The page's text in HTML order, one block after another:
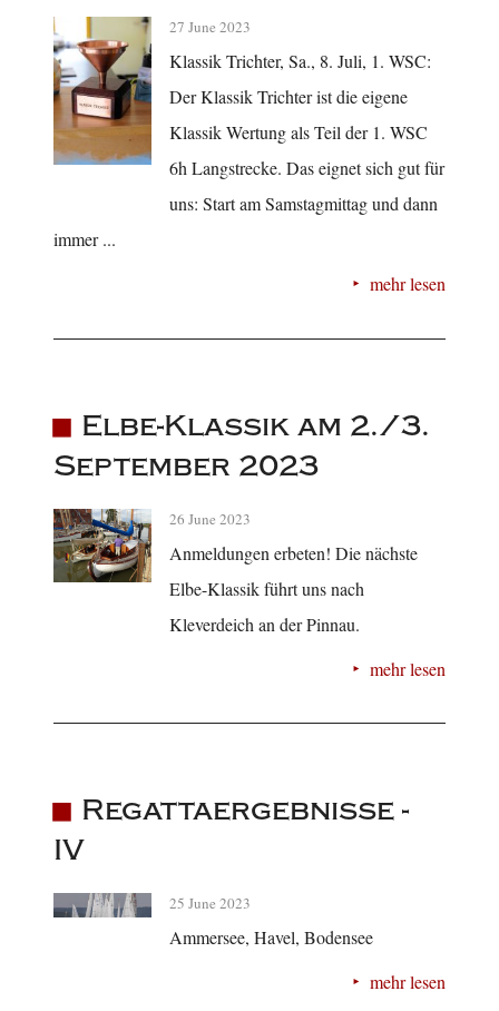
27 June 2023
Klassik Trichter, Sa., 8. Juli, 1. WSC:
Der Klassik Trichter ist die eigene
Klassik Wertung als Teil der 1. WSC
6h Langstrecke. Das eignet sich gut für
uns: Start am Samstagmittag und dann
immer ...
mehr lesen
Elbe-Klassik am 2./3.
September 2023
26 June 2023
Anmeldungen erbeten! Die nächste
Elbe-Klassik führt uns nach
Kleverdeich an der Pinnau.
mehr lesen
Regattaergebnisse -
IV
25 June 2023
Ammersee, Havel, Bodensee
mehr lesen